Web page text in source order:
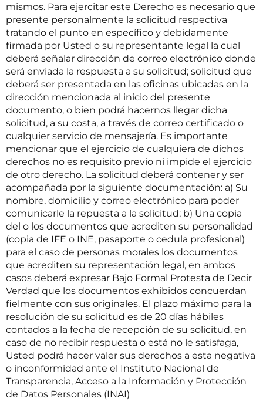
mismos. Para ejercitar este Derecho es necesario que
presente personalmente la solicitud respectiva
tratando el punto en específico y debidamente
firmada por Usted o su representante legal la cual
deberá señalar dirección de correo electrónico donde
será enviada la respuesta a su solicitud; solicitud que
deberá ser presentada en las oficinas ubicadas en la
dirección mencionada al inicio del presente
documento, o bien podrá hacernos llegar dicha
solicitud, a su costa, a través de correo certificado o
cualquier servicio de mensajería. Es importante
mencionar que el ejercicio de cualquiera de dichos
derechos no es requisito previo ni impide el ejercicio
de otro derecho. La solicitud deberá contener y ser
acompañada por la siguiente documentación: a) Su
nombre, domicilio y correo electrónico para poder
comunicarle la repuesta a la solicitud; b) Una copia
del o los documentos que acrediten su personalidad
(copia de IFE o INE, pasaporte o cedula profesional)
para el caso de personas morales los documentos
que acrediten su representación legal, en ambos
casos deberá expresar Bajo Formal Protesta de Decir
Verdad que los documentos exhibidos concuerdan
fielmente con sus originales. El plazo máximo para la
resolución de su solicitud es de 20 días hábiles
contados a la fecha de recepción de su solicitud, en
caso de no recibir respuesta o está no le satisfaga,
Usted podrá hacer valer sus derechos a esta negativa
o inconformidad ante el Instituto Nacional de
Transparencia, Acceso a la Información y Protección
de Datos Personales (INAI)